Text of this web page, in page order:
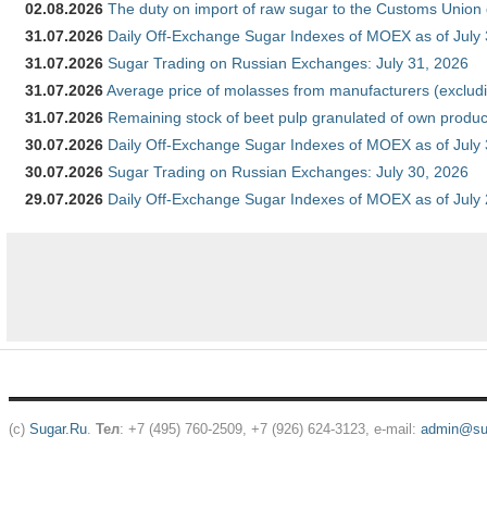
02.08.2026 The duty on import of raw sugar to the Customs
31.07.2026 Daily Off-Exchange Sugar Indexes of MOEX as of July
31.07.2026 Sugar Trading on Russian Exchanges: July 31, 2026
31.07.2026Average price of molasses from manufacturers
31.07.2026 Remaining stock of beet pulp granulated of own
30.07.2026 Daily Off-Exchange Sugar Indexes of MOEX as of July
30.07.2026 Sugar Trading on Russian Exchanges: July 30, 2026
29.07.2026 Daily Off-Exchange Sugar Indexes of MOEX as of July
(c) Sugar.Ru. Тел: +7 (495) 760-2509, +7 (926) 624-3123, e-mail: